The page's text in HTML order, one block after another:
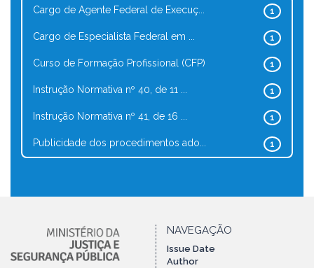
1
Cargo de Agente Federal de Execuç...
1
Cargo de Especialista Federal em ...
1
Curso de Formação Profissional (CFP)
1
Instrução Normativa nº 40, de 11 ...
1
Instrução Normativa nº 41, de 16 ...
1
Publicidade dos procedimentos ado...
NAVEGAÇÃO
Issue Date
Author